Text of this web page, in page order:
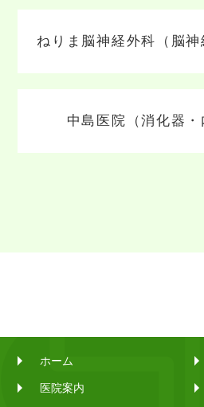
ねりま脳神経外科（脳神
中島医院（消化器・
ホーム
医院案内